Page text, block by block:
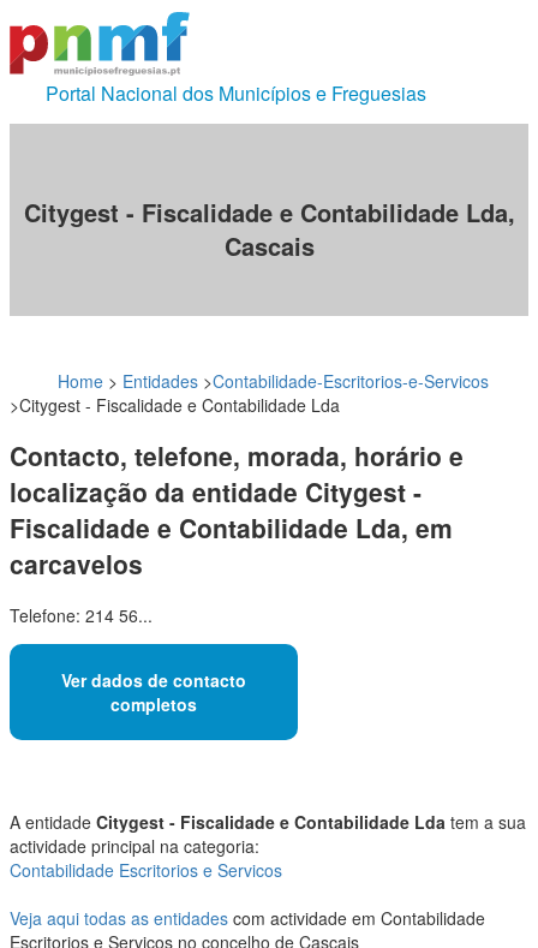
Portal Nacional dos Municípios e Freguesias
Citygest - Fiscalidade e Contabilidade Lda,
Cascais
Home > Entidades >Contabilidade-Escritorios-e-Servicos
>Citygest - Fiscalidade e Contabilidade Lda
Contacto, telefone, morada, horário e
localização da entidade Citygest -
Fiscalidade e Contabilidade Lda, em
carcavelos
Telefone: 214 56...
Ver dados de contacto
completos
A entidade Citygest - Fiscalidade e Contabilidade Lda tem a sua
actividade principal na categoria:
Contabilidade Escritorios e Servicos
Veja aqui todas as entidades com actividade em Contabilidade
Escritorios e Servicos no concelho de Cascais